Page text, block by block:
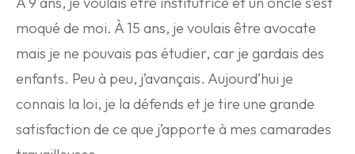
moqué de moi. À 15 ans, je voulais être avocate
mais je ne pouvais pas étudier, car je gardais des
enfants. Peu à peu, j’avançais. Aujourd’hui je
connais la loi, je la défends et je tire une grande
satisfaction de ce que j’apporte à mes camarades